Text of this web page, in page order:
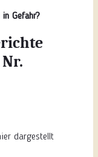
Gefahr?
dargestellt